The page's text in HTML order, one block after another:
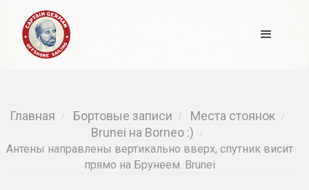
Главная / Бортовые записи / Места стоянок /
Brunei на Borneo :) /
Антены направлены вертикально вверх, спутник висит
прямо на Брунеем. Brunei